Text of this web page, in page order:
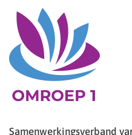
Samenwerkingsverband